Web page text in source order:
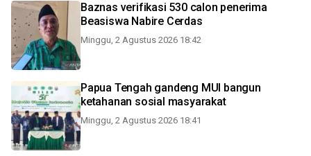
Baznas verifikasi 530 calon penerima
Beasiswa Nabire Cerdas
Minggu, 2 Agustus 2026 18:42
Papua Tengah gandeng MUI bangun
ketahanan sosial masyarakat
Minggu, 2 Agustus 2026 18:41